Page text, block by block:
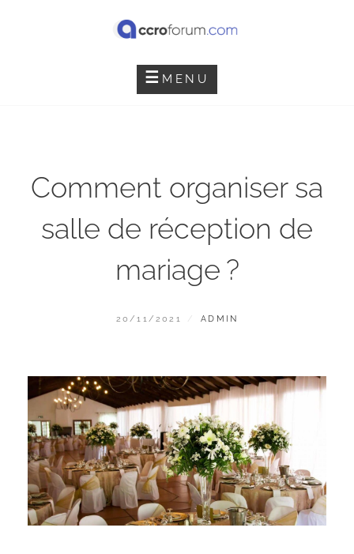
ACCRO FORUM
MENU
Comment organiser sa
salle de réception de
mariage ?
POSTED
20/11/2021 BY
ADMIN